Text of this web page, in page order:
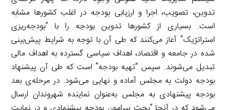
تدوین، تصویب، اجرا و ارزیابی بودجه در اغلب کشورها مشابه
است. بسیاری از کشورها تدوین بودجه را با “بودجه‌ریزی
استراتژیک” آغاز می‌کنند که طی آن با توجه به شرایط پیش‌بینی
شده در جامعه و اقتصاد، اهداف سیاسی گسترده به اهداف مالی
تبدیل می‌شوند. سپس “تهیه بودجه” است که طی آن پیشنهاد
بودجه دولت به مجلس آماده و نهایی می‌شود. در مرحله‌ی بعد
بودجه پیشنهادی به مجلس به‌عنوان نماینده شهروندان ارسال